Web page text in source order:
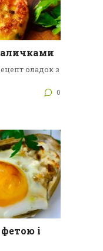
оладок з
0
і